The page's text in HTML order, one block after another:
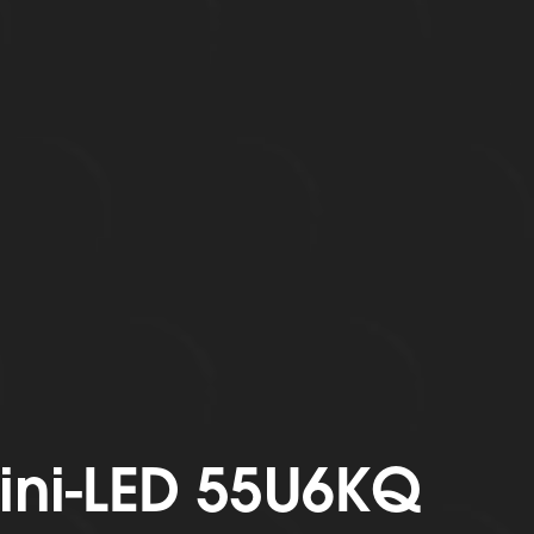
LED 55U6KQ